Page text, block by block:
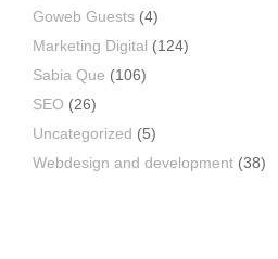
Goweb Guests (4)
Marketing Digital (124)
Sabia Que (106)
SEO (26)
Uncategorized (5)
Webdesign and development (38)